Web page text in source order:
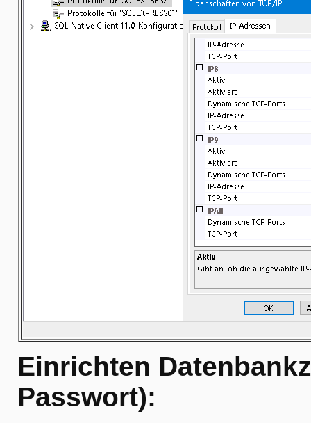
Einrichten
Passwort):